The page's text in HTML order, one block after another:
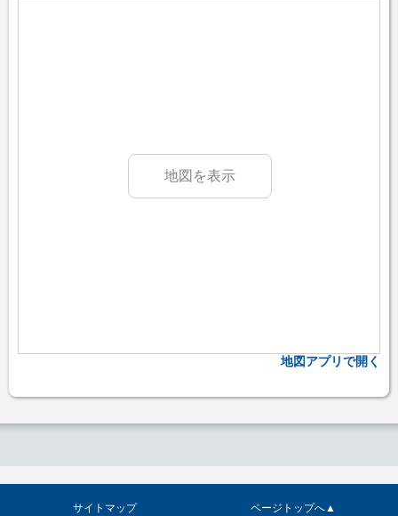
地図を表示
地図アプリで開く
サイトマップ ページトップへ▲